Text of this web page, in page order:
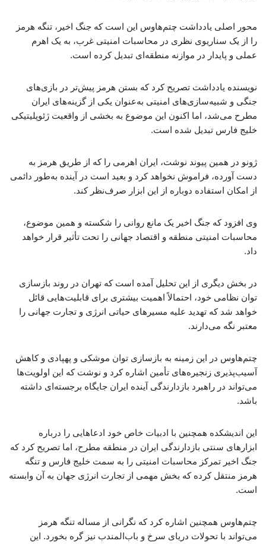
محور اصلی یادداشت چتم‌هاوس این است که جنگ اخیر، تنگه هرمز
را از یک سناریوی نظری در محاسبات امنیتی غرب، به یک اهرم
عملی و پایدار در موازنه منطقه‌ای تبدیل کرده است.
نویسنده یادداشت تصریح کرد که بستن هرمز پیش‌تر در بازی‌های
جنگی و شبیه‌سازی‌های امنیتی به‌عنوان یکی از گزینه‌های ایران
مطرح می‌شد، اما اکنون این موضوع به بخشی از واقعیت ژئوپلیتیکی
خلیج فارس تبدیل شده است.
ژونو در همین پیوند نوشت، ایران اهرمی را که از طریق هرمز به
دست آورده، فراموش نخواهد کرد و بعید است در آینده به‌طور دائمی
از امکان استفاده دوباره از این ابزار صرف‌نظر کند.
وی افزود که جنگ اخیر یک مانع روانی را شکسته و همین موضوع،
محاسبات امنیتی منطقه و اقتصاد جهانی را تحت تأثیر قرار خواهد
داد.
در بخش دیگری از این تحلیل آمده است که تهران در روند بازسازی
توان نظامی خود، احتمالاً اهمیت بیشتری برای قابلیت‌هایی قائل
خواهد شد که تهدید علیه مسیرهای حیاتی انرژی و تجارت جهانی را
معتبر نگه می‌دارند.
چتم‌هاوس در این زمینه به بازسازی توان موشکی و پهپادی و کاهش
آسیب‌پذیری زنجیره‌های تأمین اشاره کرد و نوشت که این اولویت‌ها
می‌تواند در راهبرد بازدارندگی آینده ایران جایگاه برجسته‌ای داشته
باشد.
این اندیشکده همچنین با ادبیات خاص خود ادعاهایی را درباره
ابزارهای سنتی بازدارندگی ایران در منطقه مطرح، اما تصریح کرد که
جنگ اخیر تمرکز محاسبات امنیتی را به سمت خلیج فارس و تنگه
هرمز منتقل کرده که بخش مهمی از تجارت انرژی جهان به آن وابسته
است.
چتم‌هاوس همچنین اشاره کرد که نگرانی از مساله تنگه هرمز
می‌تواند با تحولات دریای سرخ و باب‌المندب نیز گره بخورد. این